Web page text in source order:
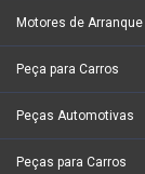
Motores de Arranque
Peça para Carros
Peças Automotivas
Peças para Carros